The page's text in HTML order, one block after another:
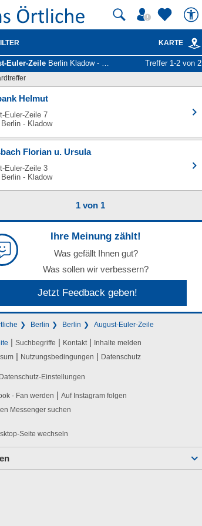
KARTE
Euler-Zeile Berlin Kladow - Unternehmen und Personen Treffer 1-2 von 2
Helmut
Euler-Zeile 7
Berlin - Kladow
Florian u. Ursula
Euler-Zeile 3
Berlin - Kladow
1 von 1
Ihre Meinung zählt!
Was gefällt Ihnen gut?
Was sollen wir verbessern?
Jetzt Feedback geben!
Berlin Berlin August-Euler-Zeile
| Suchbegriffe | Kontakt | Inhalte melden
| Nutzungsbedingungen | Datenschutz
Datenschutz-Einstellungen
- Fan werden | Auf Instagram folgen
Messenger suchen
Seite wechseln